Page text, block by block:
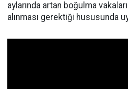
aylarında artan boğulma
alınması gerektiği hususunda